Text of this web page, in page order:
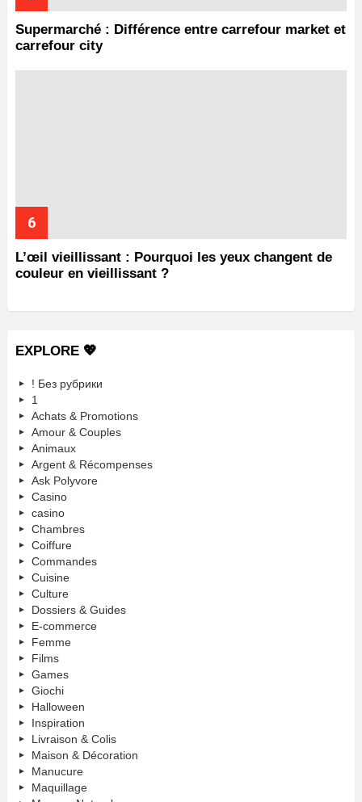
Supermarché : Différence entre carrefour market et
carrefour city
L’œil vieillissant : Pourquoi les yeux changent de
couleur en vieillissant ?
EXPLORE 💖
! Без рубрики
1
Achats & Promotions
Amour & Couples
Animaux
Argent & Récompenses
Ask Polyvore
Casino
casino
Chambres
Coiffure
Commandes
Cuisine
Culture
Dossiers & Guides
E-commerce
Femme
Films
Games
Giochi
Halloween
Inspiration
Livraison & Colis
Maison & Décoration
Manucure
Maquillage